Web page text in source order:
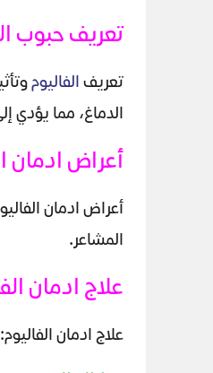
تعريف حبوب
تعريف الفاليوم
الدماغ، مما يؤدي
أعراض ادمان
أعراض ادمان
المشاعر.
علاج ادمان
علاج ادمان